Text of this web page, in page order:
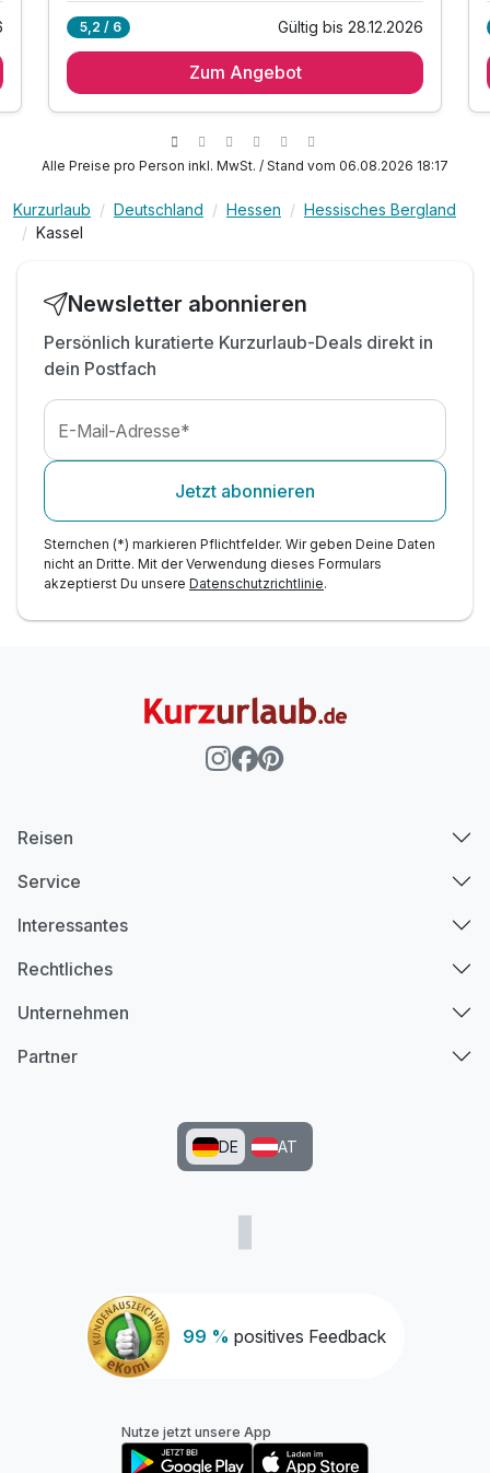
2 x reichhaltiges Frühstücksbuffet
* freie Nutzung von Tram und Bus in Nordhessen
inkl. 1 Fl. Wasser auf dem Zimmer
inkl. Adressen & Insidertipps zu Orten und Dinge,
inkl. Audioguide Street Art in Kassel
5,2 / 6 Gültig bis 28.12.2026
Zum Angebot
Alle Preise pro Person inkl. MwSt. / Stand vom 06.08.2026 18:17
Kurzurlaub Deutschland Hessen
Hessisches Bergland
Kassel
Newsletter abonnieren
Persönlich kuratierte Kurzurlaub-Deals direkt in
dein Postfach
E-Mail-Adresse*
Jetzt abonnieren
Sternchen (*) markieren Pflichtfelder. Wir geben Deine Daten
nicht an Dritte. Mit der Verwendung dieses Formulars
akzeptierst Du unsere Datenschutzrichtlinie.
99 % positives Feedback
Reisen
Service
Interessantes
Rechtliches
Unternehmen
Partner
DE AT
Nutze jetzt unsere App